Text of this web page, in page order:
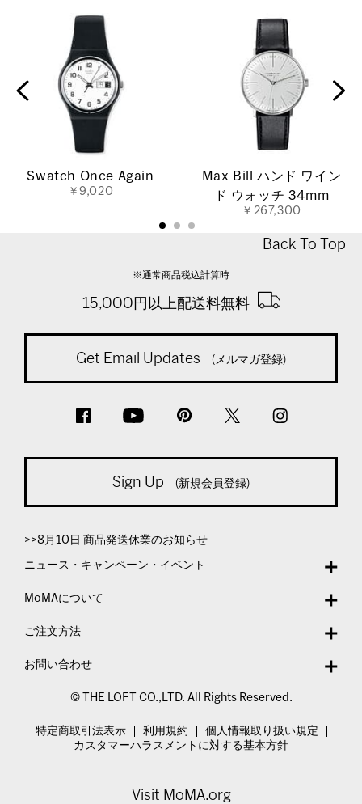
Swatch Once Again
￥9,020
Max Bill ハンド ワイン
ド ウォッチ 34mm
￥267,300
Back To Top
※通常商品税込計算時
15,000円以上配送料無料
Get Email Updates (メルマガ登録)
Sign Up (新規会員登録)
>>8月10日 商品発送休業のお知らせ
ニュース・キャンペーン・イベント
MoMAについて
ご注文方法
お問い合わせ
© THE LOFT CO.,LTD. All Rights Reserved.
特定商取引法表示 利用規約
個人情報取り扱い規定
カスタマーハラスメントに対する基本方針
Visit MoMA.org